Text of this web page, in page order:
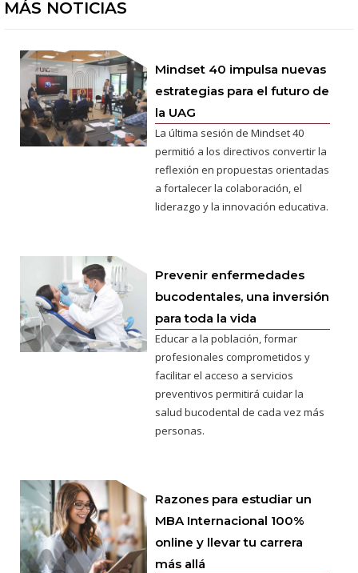
MÁS NOTICIAS
Mindset 40 impulsa nuevas
estrategias para el futuro de
la UAG
La última sesión de Mindset 40
permitió a los directivos convertir la
reflexión en propuestas orientadas
a fortalecer la colaboración, el
liderazgo y la innovación educativa.
Prevenir enfermedades
bucodentales, una inversión
para toda la vida
Educar a la población, formar
profesionales comprometidos y
facilitar el acceso a servicios
preventivos permitirá cuidar la
salud bucodental de cada vez más
personas.
Razones para estudiar un
MBA Internacional 100%
online y llevar tu carrera
más allá